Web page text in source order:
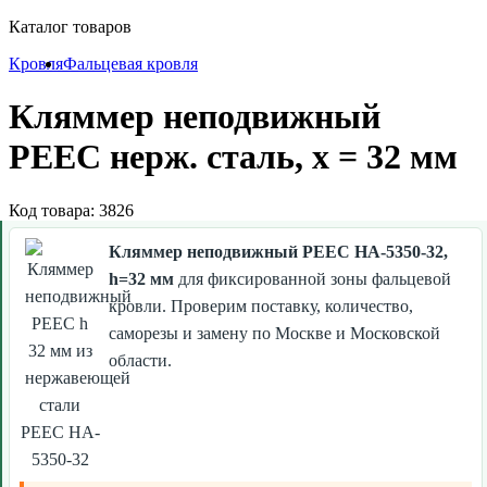
Каталог товаров
КровляФальцевая кровля
Кляммер неподвижный
РЕЕС нерж. сталь, х = 32 мм
Код товара: 3826
РЕЕС HA-
5350-32
Кляммер неподвижный РЕЕС HA-5350-32,
h=32 мм для фиксированной зоны фальцевой
кровли. Проверим поставку, количество,
саморезы и замену по Москве и Московской
области.